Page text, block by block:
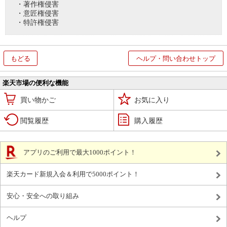
・著作権侵害
・意匠権侵害
・特許権侵害
もどる ヘルプ・問い合わせトップ
楽天市場の便利な機能
買い物かご お気に入り
閲覧履歴 購入履歴
アプリのご利用で最大1000ポイント！
楽天カード新規入会＆利用で5000ポイント！
安心・安全への取り組み
ヘルプ